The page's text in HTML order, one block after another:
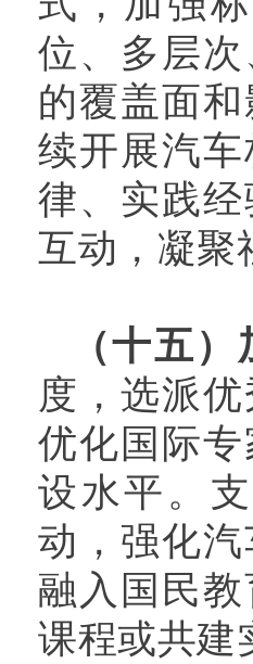
位、多层
的覆盖面
续开展汽
律、实践
互动，凝聚
（十五
度，选派
优化国际
设水平。
动，强化
融入国民
课程或共建